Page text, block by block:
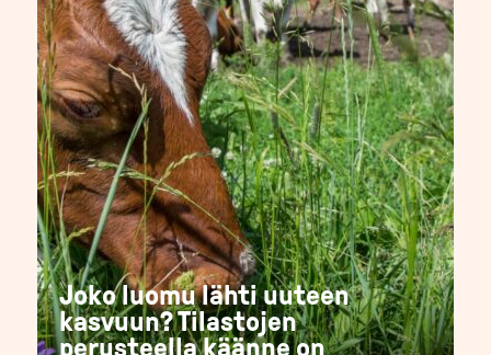
Joko luomu lähti uuteen
kasvuun? Tilastojen
perusteella käänne on